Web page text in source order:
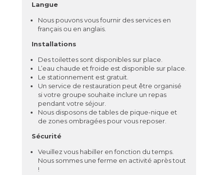
Langue
Nous pouvons vous fournir des services en
français ou en anglais.
Installations
Des toilettes sont disponibles sur place.
L’eau chaude et froide est disponible sur place.
Le stationnement est gratuit.
Un service de restauration peut être organisé
si votre groupe souhaite inclure un repas
pendant votre séjour.
Nous disposons de tables de pique-nique et
de zones ombragées pour vous reposer.
Sécurité
Veuillez vous habiller en fonction du temps.
Nous sommes une ferme en activité après tout
!